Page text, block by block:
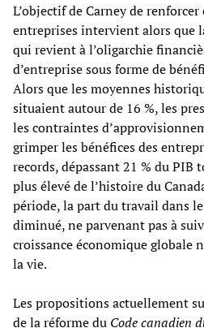
L’objectif de Carney de
entreprises intervient alors que
qui revient à l’oligarchie
d’entreprise sous forme de
Alors que les moyennes
situaient autour de 16 %, les
les contraintes
grimper les bénéfices des
records, dépassant 21 % du PIB
plus élevé de l’histoire du
période, la part du travail dans
diminué, ne parvenant pas à
croissance économique globale
la vie.
Les propositions actuellement
de la réforme du Code canadien